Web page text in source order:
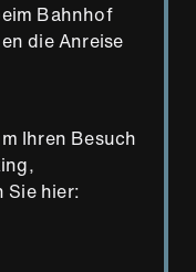
Bahnhof
die Anreise
Ihren Besuch
Sie hier: